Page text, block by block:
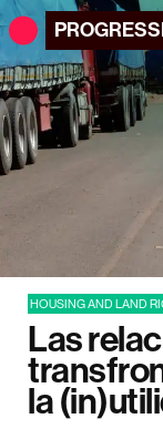
HOUSING AND LAND
Las
la